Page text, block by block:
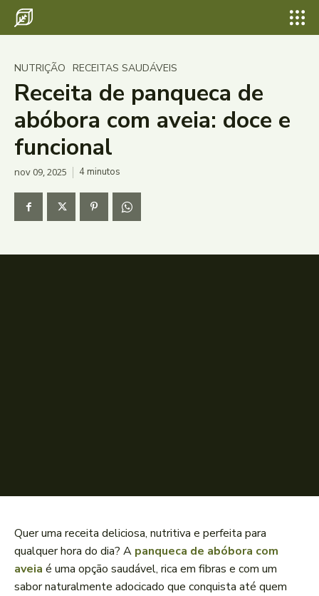
NUTRIÇÃO RECEITAS SAUDÁVEIS
Receita de panqueca de
abóbora com aveia: doce e
funcional
nov 09, 2025 4minutos
Quer uma receita deliciosa, nutritiva e perfeita para
qualquer hora do dia? A panqueca de abóbora com
aveia é uma opção saudável, rica em fibras e com um
sabor naturalmente adocicado que conquista até quem